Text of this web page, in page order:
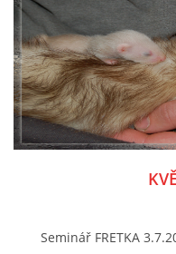
VETERINÁRNÍ PÉČE
130 NEBO 606 517
Seminář FRETKA